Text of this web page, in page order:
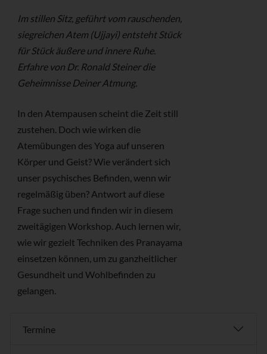
Im stillen Sitz, geführt vom rauschenden,
siegreichen Atem (Ujjayi) entsteht Stück
für Stück äußere und innere Ruhe.
Erfahre von Dr. Ronald Steiner die
Geheimnisse Deiner Atmung.
In den Atempausen scheint die Zeit still
zustehen. Doch wie wirken die
Atemübungen des Yoga auf unseren
Körper und Geist? Wie verändert sich
unser psychisches Befinden, wenn wir
regelmäßig üben? Antwort auf diese
Frage suchen und finden wir in diesem
zweitägigen Workshop. Auch lernen wir,
wie wir gezielt Techniken des Pranayama
einsetzen können, um zu ganzheitlicher
Gesundheit und Wohlbefinden zu
gelangen.
Termine